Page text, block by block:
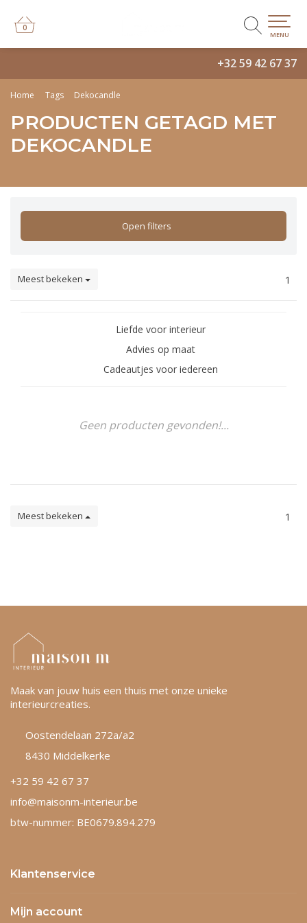
+32 59 42 67 37
0
0
MENU
Home Tags Dekocandle
PRODUCTEN GETAGD MET
DEKOCANDLE
Open filters
Meest bekeken 1
Liefde voor interieur
Advies op maat
Cadeautjes voor iedereen
Geen producten gevonden!...
Meest bekeken 1
Maak van jouw huis een thuis met onze unieke
interieurcreaties.
Oostendelaan 272a/a2
8430 Middelkerke
+32 59 42 67 37
info@maisonm-interieur.be
btw-nummer: BE0679.894.279
Klantenservice
Mijn account